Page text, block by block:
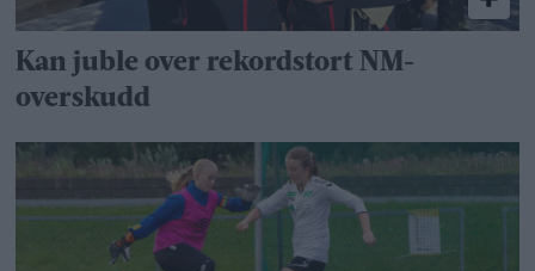
Kan juble over rekordstort NM-
overskudd